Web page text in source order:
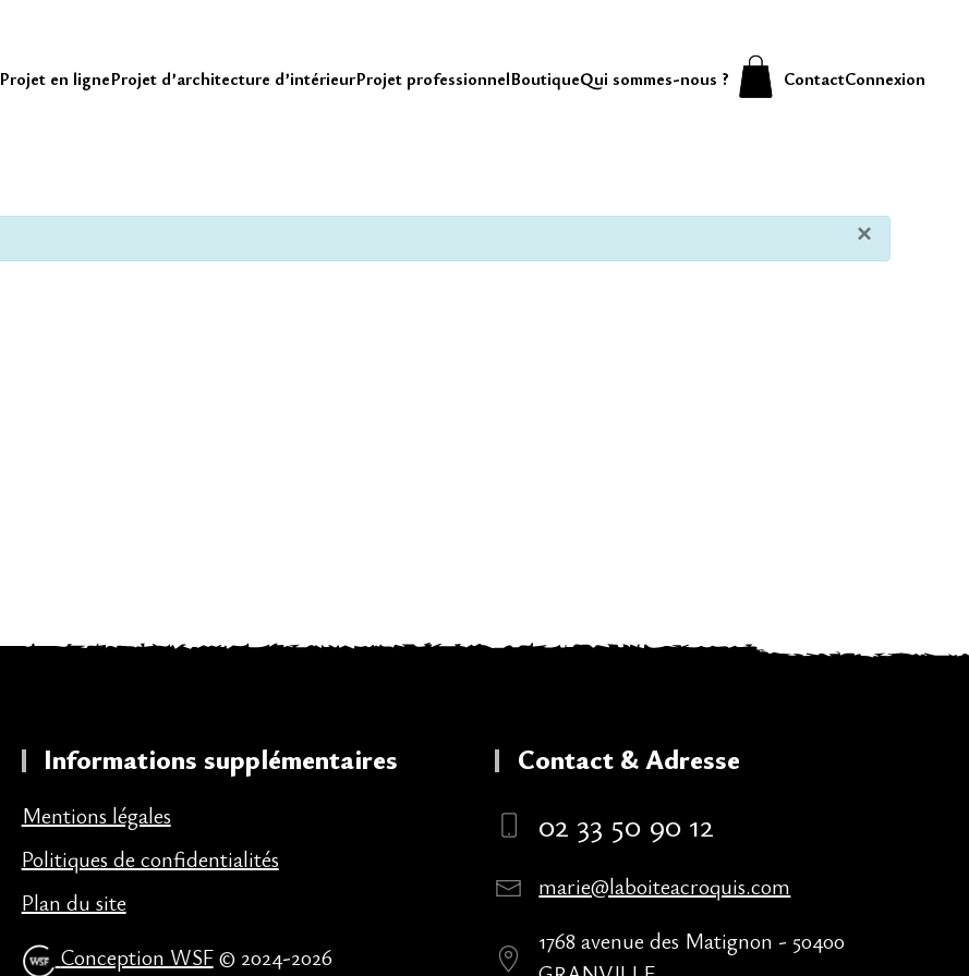
Projet en ligneProjet d’architecture d’intérieurProjet professionnelBoutiqueQui sommes-nous ? ContactConnexion
×
Informations supplémentaires
Mentions légales
Politiques de confidentialités
Plan du site
Conception WSF© 2024-2026
Contact & Adresse
02 33 50 90 12
marie@laboiteacroquis.com
1768 avenue des Matignon - 50400